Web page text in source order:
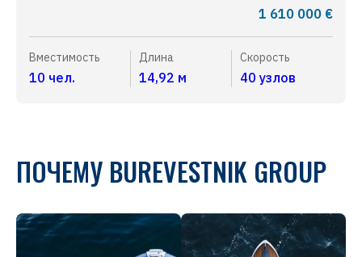
1 610 000 €
Вместимость
10 чел.
Длина
14,92 м
Cкорость
40 узлов
ПОЧЕМУ BUREVESTNIK GROUP